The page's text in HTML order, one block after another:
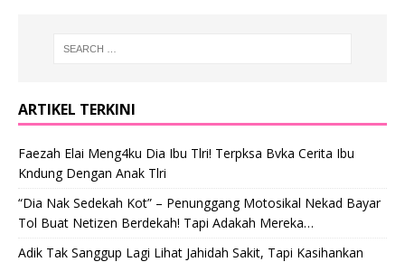
ARTIKEL TERKINI
Faezah Elai Meng4ku Dia Ibu Tlri! Terpksa Bvka Cerita Ibu
Kndung Dengan Anak Tlri
“Dia Nak Sedekah Kot” – Penunggang Motosikal Nekad Bayar
Tol Buat Netizen Berdekah! Tapi Adakah Mereka…
Adik Tak Sanggup Lagi Lihat Jahidah Sakit, Tapi Kasihankan